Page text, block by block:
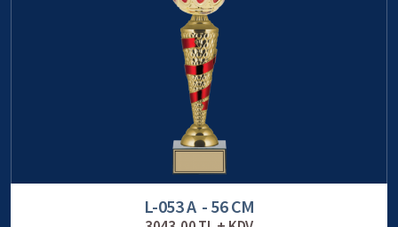
L-053 A - 56 CM